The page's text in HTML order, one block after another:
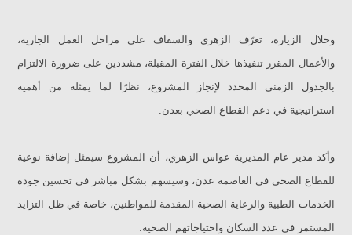
وخلال الزيارة، تعرّف الزهري والسقاف على مراحل العمل الجارية،
والأعمال المقرر تنفيذها خلال الفترة المقبلة، مشددين على ضرورة الالتزام
بالجدول الزمني المحدد لإنجاز المشروع، نظرًا لما يمثله من أهمية
استراتيجية في دعم القطاع الصحي بعدن.
وأكد مدير عام المديرية عواس الزهري، أن المشروع سيمثل إضافة نوعية
للقطاع الصحي في العاصمة عدن، وسيسهم بشكل مباشر في تحسين جودة
الخدمات الطبية والرعاية الصحية المقدمة للمواطنين، خاصة في ظل التزايد
المستمر في عدد السكان واحتياجاتهم الصحية.